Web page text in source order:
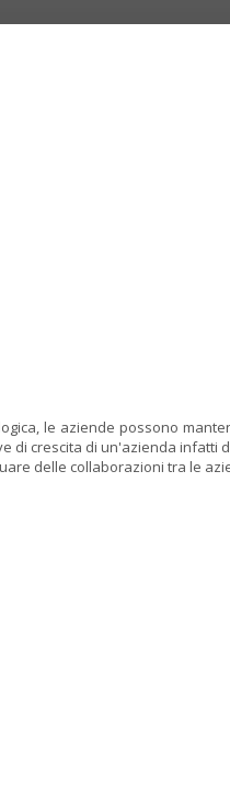
le aziende possono
crescita di un'azienda infatti
delle collaborazioni tra le